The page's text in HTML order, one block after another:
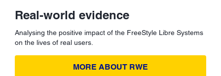
Real-world evidence
Analysing the positive impact of the FreeStyle Libre Systems
on the lives of real users.
MORE ABOUT RWE